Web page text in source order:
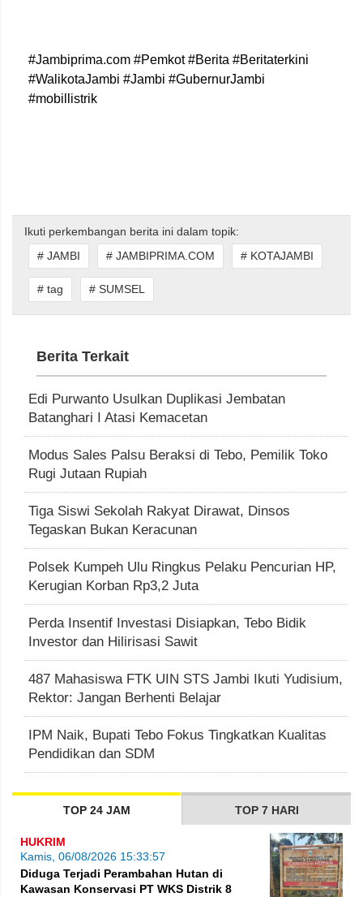
#Jambiprima.com #Pemkot #Berita #Beritaterkini
#WalikotaJambi #Jambi #GubernurJambi
#mobillistrik
Ikuti perkembangan berita ini dalam topik:
# JAMBI
# JAMBIPRIMA.COM # KOTAJAMBI
# tag # SUMSEL
Berita Terkait
Edi Purwanto Usulkan Duplikasi Jembatan
Batanghari I Atasi Kemacetan
Modus Sales Palsu Beraksi di Tebo, Pemilik Toko
Rugi Jutaan Rupiah
Tiga Siswi Sekolah Rakyat Dirawat, Dinsos
Tegaskan Bukan Keracunan
Polsek Kumpeh Ulu Ringkus Pelaku Pencurian HP,
Kerugian Korban Rp3,2 Juta
Perda Insentif Investasi Disiapkan, Tebo Bidik
Investor dan Hilirisasi Sawit
487 Mahasiswa FTK UIN STS Jambi Ikuti Yudisium,
Rektor: Jangan Berhenti Belajar
IPM Naik, Bupati Tebo Fokus Tingkatkan Kualitas
Pendidikan dan SDM
TOP 24 JAM TOP 7 HARI
HUKRIM
Kamis, 06/08/2026 15:33:57
Diduga Terjadi Perambahan Hutan di
Kawasan Konservasi PT WKS Distrik 8